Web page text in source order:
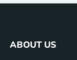
ABOUT US